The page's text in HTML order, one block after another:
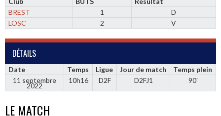
BREST
1
D
LOSC
2 V
DÉTAILS
Date Temps Ligue Jour de match
Temps plein
11 septembre
2022
10h16 D2F D2FJ1 90'
LE MATCH